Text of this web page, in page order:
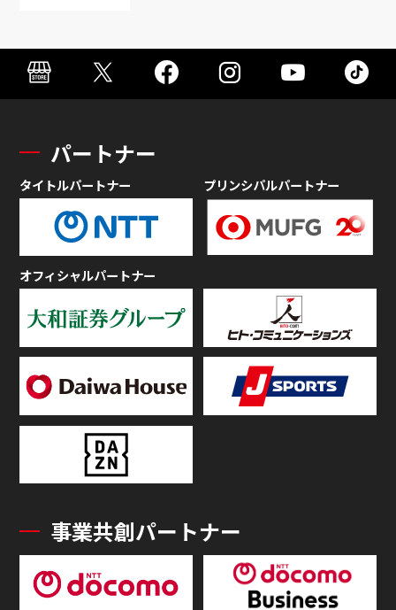
パートナー
タイトルパートナー プリンシパルパートナー
オフィシャルパートナー
事業共創パートナー